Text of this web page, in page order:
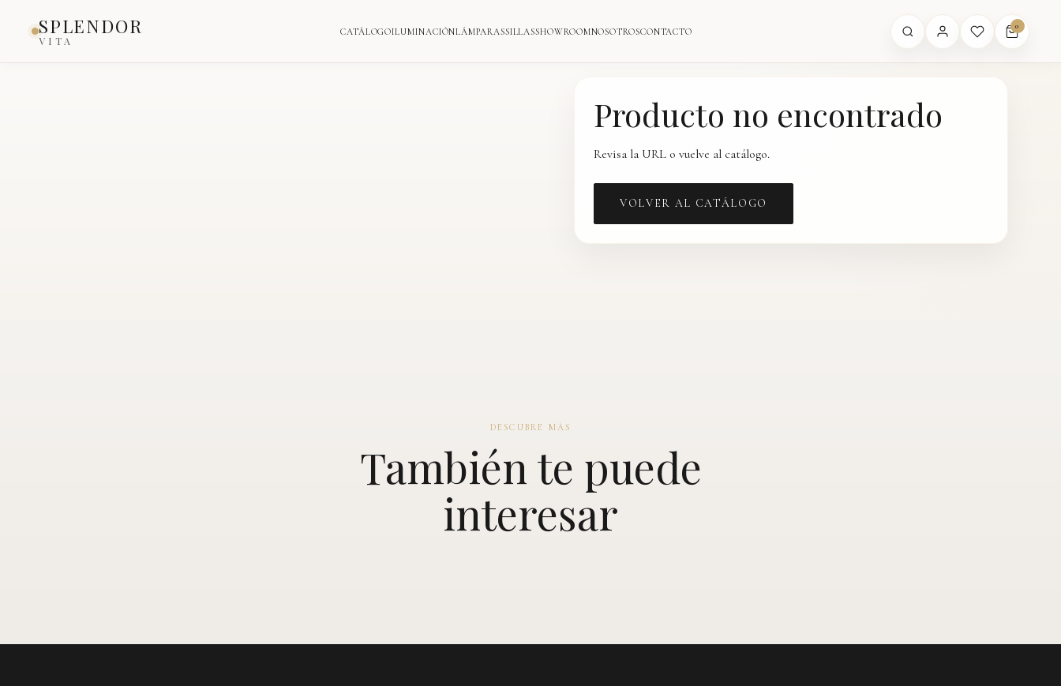
SPLENDOR
VITA
CATÁLOGOILUMINACIÓNLÁMPARASSILLASSHOWROOMNOSOTROSCONTACTO
0
Inicio›Catálogo› Producto
Producto no encontrado
Revisa la URL o vuelve al catálogo.
VOLVER AL CATÁLOGO
DESCUBRE MÁS
También te puede
interesar